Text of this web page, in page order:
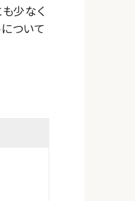
少なく
ついて